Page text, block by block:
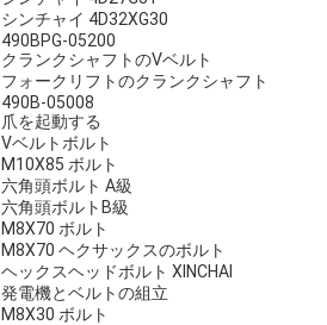
シンチャイ 4D32XG30
490BPG-05200
クランクシャフトのVベルト
フォークリフトのクランクシャフト
490B-05008
爪を起動する
Vベルトボルト
M10X85 ボルト
六角頭ボルト A級
六角頭ボルトB級
M8X70 ボルト
M8X70 ヘクサックスのボルト
ヘックスヘッドボルト XINCHAI
発電機とベルトの組立
M8X30 ボルト